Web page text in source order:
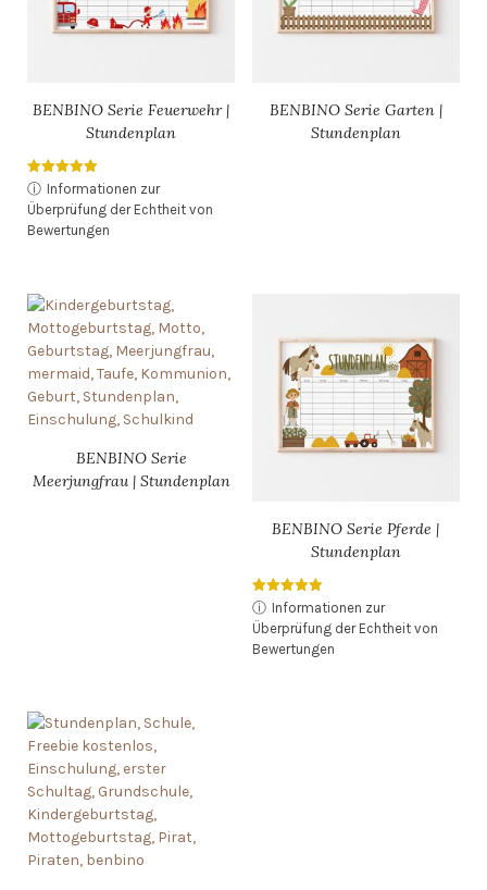
BENBINO Serie Feuerwehr |
Stundenplan
Bewertet mit
5.00
von 5
ⓘ Informationen zur
Überprüfung der Echtheit von
Bewertungen
BENBINO Serie Garten |
Stundenplan
BENBINO Serie
Meerjungfrau | Stundenplan
BENBINO Serie Pferde |
Stundenplan
Bewertet mit
5.00
von 5
ⓘ Informationen zur
Überprüfung der Echtheit von
Bewertungen